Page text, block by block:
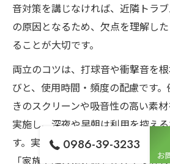
音対策を講じなければ、近隣トラ
の原因となるため、欠点を理解し
ることが大切です。
両立のコツは、打球音や衝撃音を
びと、使用時間・頻度の配慮です。
きのスクリーンや吸音性の高い素材
実施し、深夜や早朝は利用を控え
す。実際にこれらの対策を取り入
0986-39-3233
お